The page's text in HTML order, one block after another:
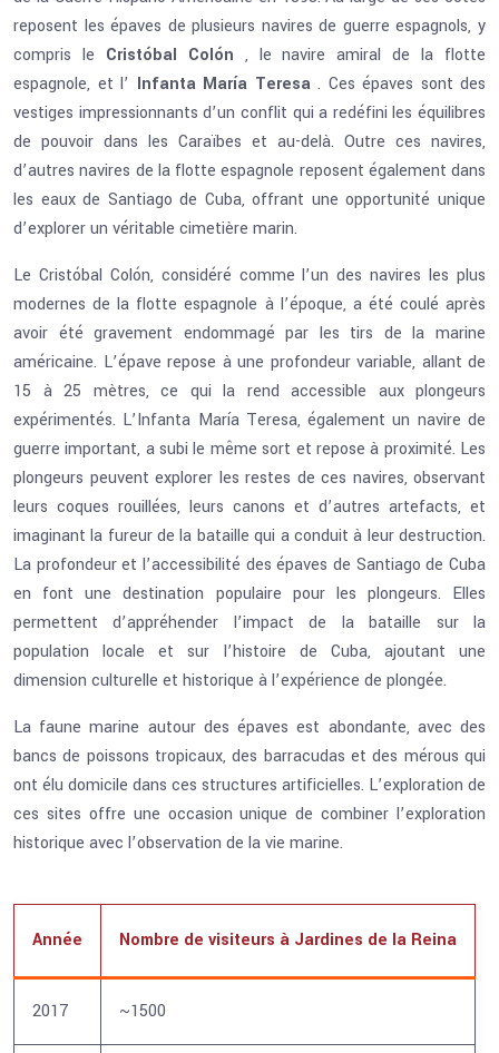
reposent les épaves de plusieurs navires de guerre espagnols, y
compris le Cristóbal Colón , le navire amiral de la flotte
espagnole, et l’ Infanta María Teresa . Ces épaves sont des
vestiges impressionnants d’un conflit qui a redéfini les équilibres
de pouvoir dans les Caraïbes et au-delà. Outre ces navires,
d’autres navires de la flotte espagnole reposent également dans
les eaux de Santiago de Cuba, offrant une opportunité unique
d’explorer un véritable cimetière marin.
Le Cristóbal Colón, considéré comme l’un des navires les plus
modernes de la flotte espagnole à l’époque, a été coulé après
avoir été gravement endommagé par les tirs de la marine
américaine. L’épave repose à une profondeur variable, allant de
15 à 25 mètres, ce qui la rend accessible aux plongeurs
expérimentés. L’Infanta María Teresa, également un navire de
guerre important, a subi le même sort et repose à proximité. Les
plongeurs peuvent explorer les restes de ces navires, observant
leurs coques rouillées, leurs canons et d’autres artefacts, et
imaginant la fureur de la bataille qui a conduit à leur destruction.
La profondeur et l’accessibilité des épaves de Santiago de Cuba
en font une destination populaire pour les plongeurs. Elles
permettent d’appréhender l’impact de la bataille sur la
population locale et sur l’histoire de Cuba, ajoutant une
dimension culturelle et historique à l’expérience de plongée.
La faune marine autour des épaves est abondante, avec des
bancs de poissons tropicaux, des barracudas et des mérous qui
ont élu domicile dans ces structures artificielles. L’exploration de
ces sites offre une occasion unique de combiner l’exploration
historique avec l’observation de la vie marine.
Année Nombre de visiteurs à Jardines de la Reina
2017 ~1500